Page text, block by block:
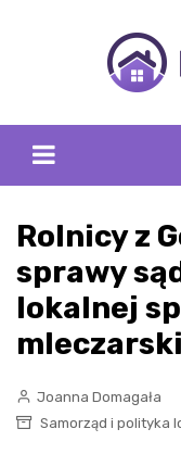
Rolnicy z
sprawy
lokalnej
Joanna Domagała
Samorząd i polityka